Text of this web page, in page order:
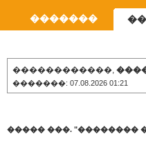
�������
������������,
�������: 07.08.2026 01:21
����� ���. "��������